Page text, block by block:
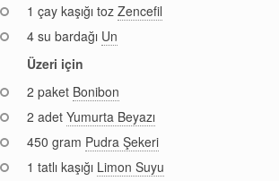
1 çay kaşığı toz Zencefil
4 su bardağı Un
Üzeri için
2 paket Bonibon
2 adet Yumurta Beyazı
450 gram Pudra Şekeri
1 tatlı kaşığı Limon Suyu